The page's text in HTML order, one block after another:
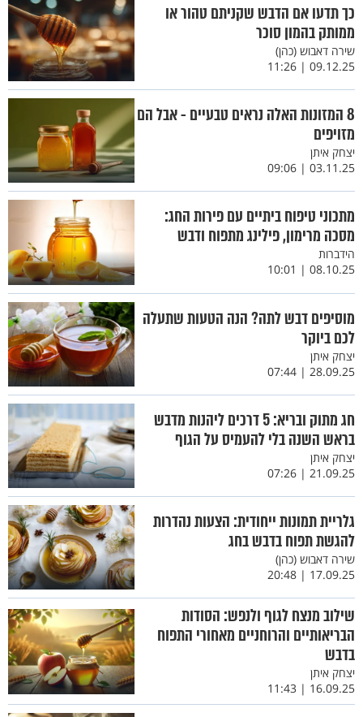
כך תדעו אם הדבש שקניתם טהור או
ממותק בהמון סוכר
שירה דאבוש (כהן)
09.12.25 | 11:26
8 המזונות האלה נראים טבעיים - אבל הם
מזויפים
יצחק איתן
03.11.25 | 09:06
מתכוני טיפוח ביתיים עם פירות החג:
מסכה מרימון, פילינג מתפוח ודבש
הידברות
08.10.25 | 10:01
מוסיפים דבש לתה? הנה הטעות שתעלה
לכם ביוקר
יצחק איתן
28.09.25 | 07:44
חג מתוק ובריא: 5 דרכים ליהנות מדבש
בראש השנה בלי להעמיס על הגוף
יצחק איתן
21.09.25 | 07:26
גלריית תמונות ייחודית: הצעות נהדרות
להגשת תפוח בדבש בחג
שירה דאבוש (כהן)
17.09.25 | 20:48
שילוב מנצח לגוף ולנפש: הסודות
הבריאותיים והרוחניים מאחורי התפוח
בדבש
יצחק איתן
16.09.25 | 11:43